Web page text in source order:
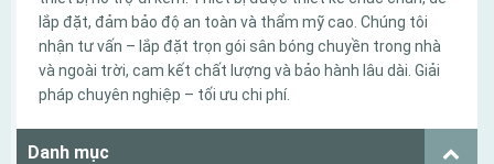
lắp đặt, đảm bảo độ an toàn và thẩm mỹ cao. Chúng tôi
nhận tư vấn – lắp đặt trọn gói sân bóng chuyền trong nhà
và ngoài trời, cam kết chất lượng và bảo hành lâu dài. Giải
pháp chuyên nghiệp – tối ưu chi phí.
Danh mục